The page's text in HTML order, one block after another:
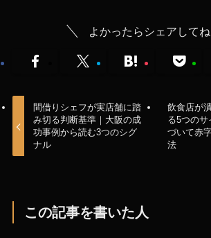
よかったらシェアしてね
間借りシェフが実店舗に踏
み切る判断基準｜大阪の成
功事例から読む3つのシグ
ナル
飲食店が
る5つの
づいて赤
法
この記事を書いた人